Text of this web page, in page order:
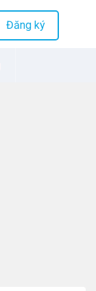
Đăng ký